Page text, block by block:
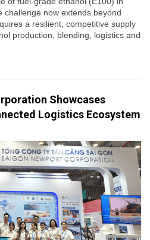
challenge now extends beyond
a resilient, competitive supply
production, blending, logistics and
Showcases
Logistics Ecosystem